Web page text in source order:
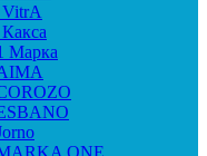
VitrA
Марка
ONE